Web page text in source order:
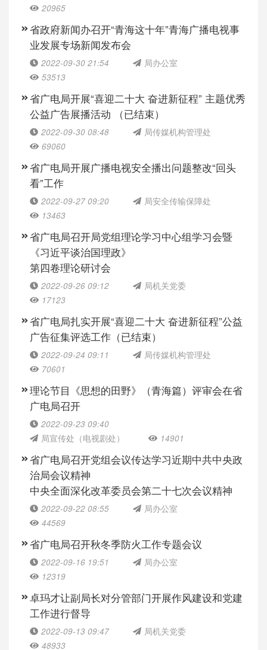
20965
省政府新闻办召开“青海这十年”青海广播电视事
业发展专场新闻发布会
2022-09-30 21:54
局办公室
53513
省广电局开展“喜迎二十大 奋进新征程” 主题优秀
公益广告展播活动 （已结束）
2022-09-30 08:48
局传媒机构管理处
69060
省广电局开展广播电视安全播出问题整改“回头
看”工作
2022-09-27 09:20
局安全传输保障处
13463
省广电局召开局党组理论学习中心组学习会暨
《习近平谈治国理政》
第四卷理论研讨会
2022-09-26 09:12
局机关党委
17123
省广电局扎实开展“喜迎二十大 奋进新征程”公益
广告征集评选工作（已结束）
2022-09-24 09:11
局传媒机构管理处
70601
理论节目《思想的田野》（青海篇）评审会在省
广电局召开
2022-09-23 09:40
局宣传处（电视剧处）
14901
省广电局召开党组会议传达学习近期中共中央政
治局会议精神
中央全面深化改革委员会第二十七次会议精神
2022-09-22 08:55
局办公室
44569
省广电局召开秋冬季防火工作专题会议
2022-09-16 19:51
局办公室
12319
卓玛才让副局长对分管部门开展作风建设和党建
工作进行督导
2022-09-13 09:47
局机关党委
48933